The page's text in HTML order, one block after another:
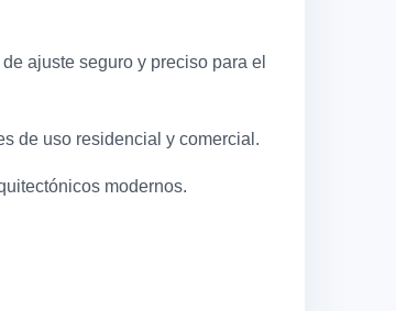
ajuste seguro y preciso para el
de uso residencial y comercial.
modernos.